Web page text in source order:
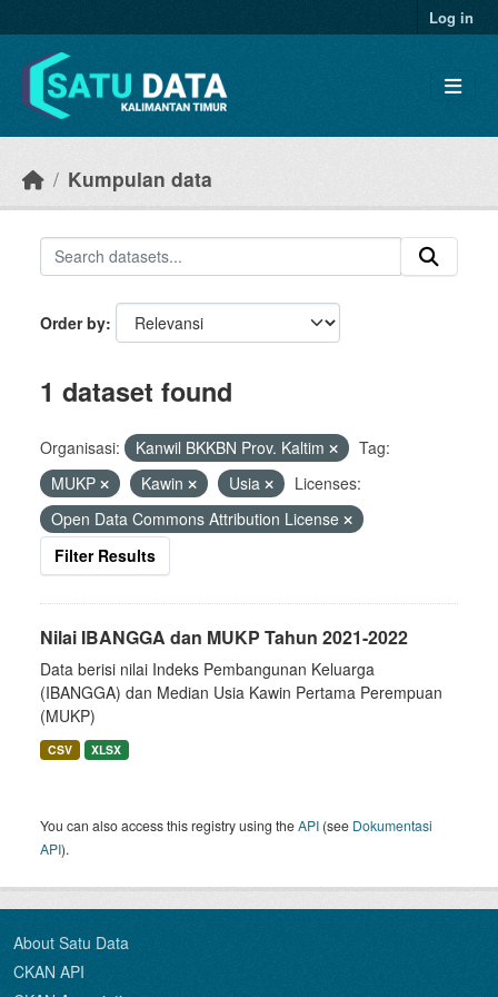
Log in
Kumpulan data
Order by
1 dataset found
Organisasi: Kanwil BKKBN Prov. Kaltim
Tag:
MUKP
Kawin Usia
Licenses:
Open Data Commons Attribution License
Filter Results
Nilai IBANGGA dan MUKP Tahun 2021-2022
Data berisi nilai Indeks Pembangunan Keluarga
(IBANGGA) dan Median Usia Kawin Pertama Perempuan
(MUKP)
CSV XLSX
You can also access this registry using theAPI (see Dokumentasi
API).
About Satu Data
CKAN API